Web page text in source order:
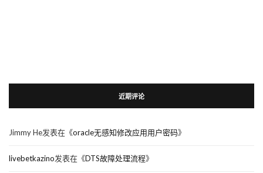
近期评论
Jimmy He发表在《oracle无感知修改应用用户密码》
livebetkazino发表在《DTS故障处理流程》